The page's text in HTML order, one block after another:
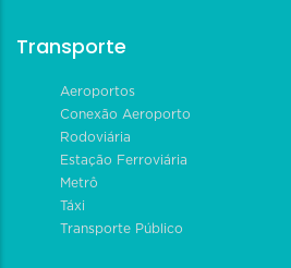
Transporte
Aeroportos
Conexão Aeroporto
Rodoviária
Estação Ferroviária
Metrô
Táxi
Transporte Público